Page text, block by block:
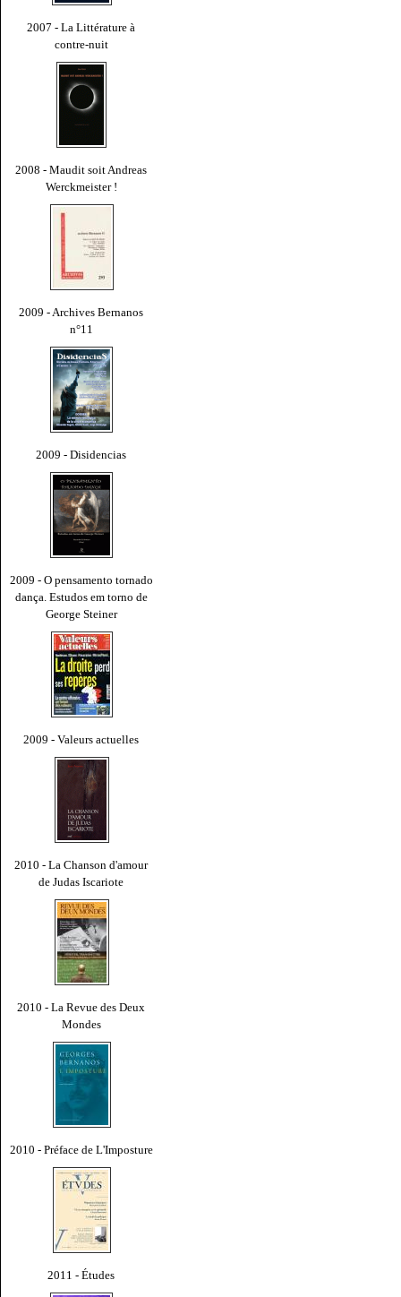
2007 - La Littérature à
contre-nuit
2008 - Maudit soit Andreas
Werckmeister !
2009 - Archives Bernanos
n°11
2009 - Disidencias
2009 - O pensamento tornado
dança. Estudos em torno de
George Steiner
2009 - Valeurs actuelles
2010 - La Chanson d'amour
de Judas Iscariote
2010 - La Revue des Deux
Mondes
2010 - Préface de L'Imposture
2011 - Études